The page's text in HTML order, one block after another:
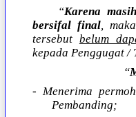
“Karena
bersifal final,
tersebut belum
kepada Penggugat /
“
- Menerima
Pembanding;